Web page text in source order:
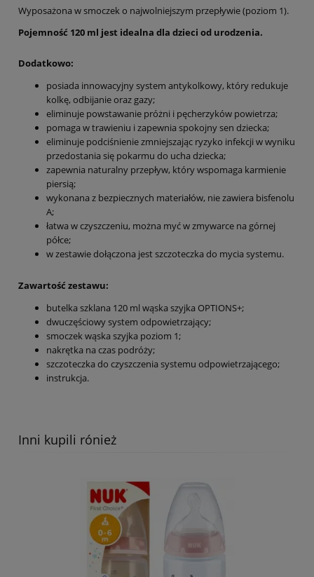
Wyposażona w smoczek o najwolniejszym przepływie (poziom 1).
Pojemność 120 ml jest idealna dla dzieci od urodzenia.
Dodatkowo:
posiada innowacyjny system antykolkowy, który redukuje
kolkę, odbijanie oraz gazy;
eliminuje powstawanie próżni i pęcherzyków powietrza;
pomaga w trawieniu i zapewnia spokojny sen dziecka;
eliminuje podciśnienie zmniejszając ryzyko infekcji w wyniku
przedostania się pokarmu do ucha dziecka;
zapewnia naturalny przepływ, który wspomaga karmienie
piersią;
wykonana z bezpiecznych materiałów, nie zawiera bisfenolu
A;
łatwa w czyszczeniu, można myć w zmywarce na górnej
półce;
w zestawie dołączona jest szczoteczka do mycia systemu.
Zawartość zestawu:
butelka szklana 120 ml wąska szyjka OPTIONS+;
dwuczęściowy system odpowietrzający;
smoczek wąska szyjka poziom 1;
nakrętka na czas podróży;
szczoteczka do czyszczenia systemu odpowietrzającego;
instrukcja.
Inni kupili rónież